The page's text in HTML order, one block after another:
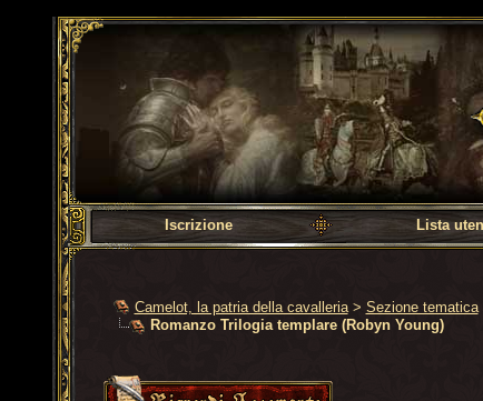
Camelot, la
Iscrizione Lista
Camelot, la patria della cavalleria > Sezione tematica
Romanzo Trilogia templare (Robyn Young)